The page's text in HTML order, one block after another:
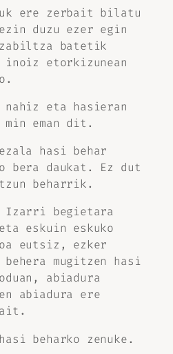
ere zerbait bilatu
duzu ezer egin
batetik
inoiz etorkizunean
nahiz eta hasieran
eman dit.
hasi behar
bera daukat. Ez dut
beharrik.
Izarri begietara
eskuin eskuko
eutsiz, ezker
mugitzen hasi
abiadura
abiadura ere
beharko zenuke.